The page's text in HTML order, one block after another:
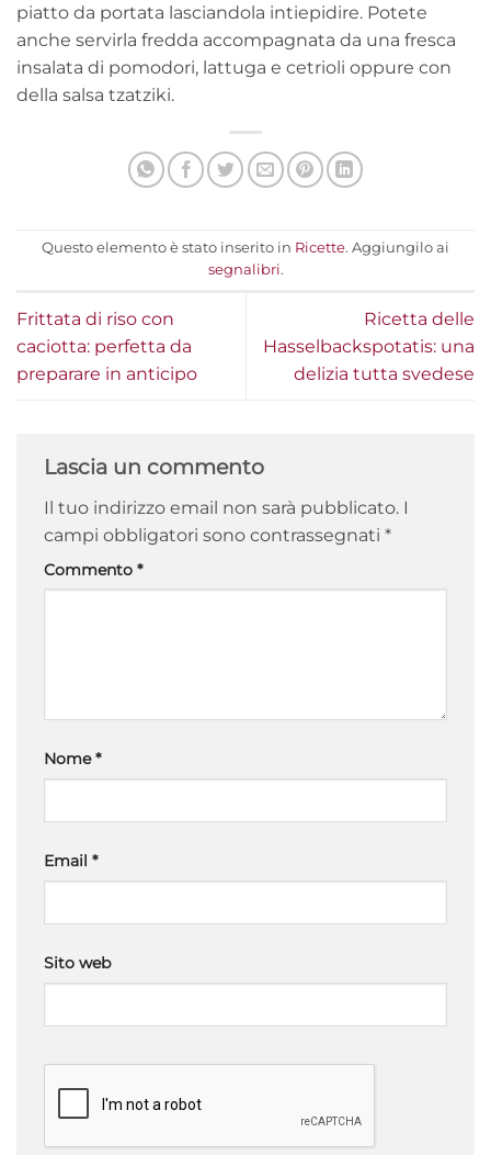
piatto da portata lasciandola intiepidire. Potete
anche servirla fredda accompagnata da una fresca
insalata di pomodori, lattuga e cetrioli oppure con
della salsa tzatziki.
Questo elemento è stato inserito in Ricette. Aggiungilo ai
segnalibri.
Frittata di riso con
caciotta: perfetta da
preparare in anticipo
Ricetta delle
Hasselbackspotatis: una
delizia tutta svedese
Lascia un commento
Il tuo indirizzo email non sarà pubblicato. I
campi obbligatori sono contrassegnati *
Commento *
Nome*
Email *
Sito web